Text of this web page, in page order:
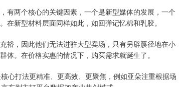
有两个核心的关键因素，一个是新型媒体的发展，一个
新型材料层面同样如此，如回弹记忆棉和乳胶。
裕，因此他们无法进驻大型卖场，只有另辟蹊径地在小
。在价格实惠的情况下，购买需求就诞生了。
心打法更精准、更高效、更聚焦，例如亚朵注重根据场